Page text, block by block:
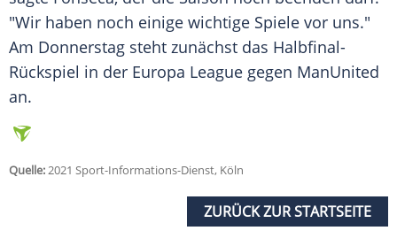
"Wir haben noch einige wichtige Spiele vor uns."
Am Donnerstag steht zunächst das Halbfinal-
Rückspiel in der Europa League gegen ManUnited
an.
Quelle:2021 Sport-Informations-Dienst, Köln
ZURÜCK ZUR STARTSEITE